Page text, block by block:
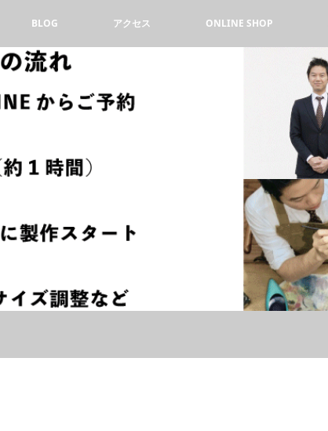
BLOG アクセス ONLINE SHOP